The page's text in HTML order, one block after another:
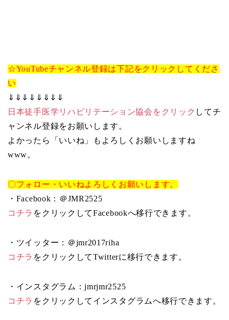
☆YouTubeチャンネル登録は下記をクリックしてくださ
い
⇓⇓⇓⇓⇓⇓⇓⇓
日本徒手医学リハビリテーション協会をクリック してチ
ャンネル登録をお願いします。
よかったら「いいね」もよろしくお願いしますね
www。
〇フォロー・いいねよろしくお願いします。
・Facebook：＠JMR2525
コチラ をクリックしてFacebookへ移行できます。
・ツイッター：＠jmr2017riha
コチラ をクリックしてTwitterに移行できます。
・インスタグラム：jmrjmr2525
コチラ をクリックしてインスタグラムへ移行できます。